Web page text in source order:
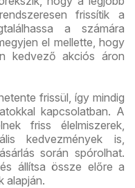
frissítik a
a számára
el mellette, hogy
kedvező akciós áron
frissül, így mindig
kapcsolatban. A
friss élelmiszerek,
kedvezmények is,
során spórolhat.
állítsa össze előre a
alapján.